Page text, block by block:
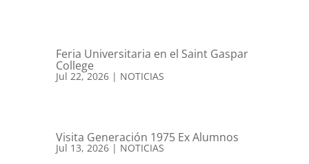
Feria Universitaria en el Saint Gaspar
College
Jul 22, 2026| NOTICIAS
Visita Generación 1975 Ex Alumnos
Jul 13, 2026| NOTICIAS